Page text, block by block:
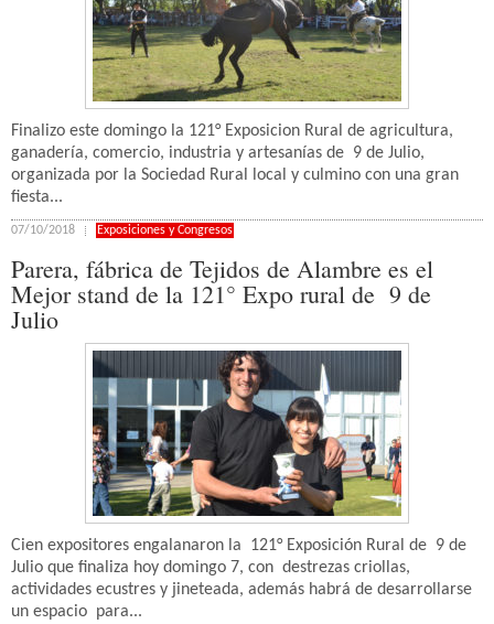
Finalizo este domingo la 121° Exposicion Rural de agricultura,
ganadería, comercio, industria y artesanías de 9 de Julio,
organizada por la Sociedad Rural local y culmino con una gran
fiesta...
07/10/2018 Exposiciones y Congresos
Parera, fábrica de Tejidos de Alambre es el
Mejor stand de la 121° Expo rural de 9 de
Julio
Cien expositores engalanaron la 121° Exposición Rural de 9 de
Julio que finaliza hoy domingo 7, con destrezas criollas,
actividades ecustres y jineteada, además habrá de desarrollarse
un espacio para...